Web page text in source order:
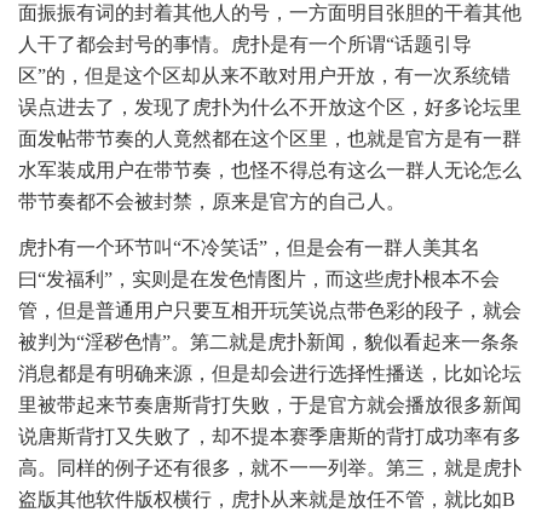
面振振有词的封着其他人的号，一方面明目张胆的干着其他
人干了都会封号的事情。虎扑是有一个所谓“话题引导
区”的，但是这个区却从来不敢对用户开放，有一次系统错
误点进去了，发现了虎扑为什么不开放这个区，好多论坛里
面发帖带节奏的人竟然都在这个区里，也就是官方是有一群
水军装成用户在带节奏，也怪不得总有这么一群人无论怎么
带节奏都不会被封禁，原来是官方的自己人。
虎扑有一个环节叫“不冷笑话”，但是会有一群人美其名
曰“发福利”，实则是在发色情图片，而这些虎扑根本不会
管，但是普通用户只要互相开玩笑说点带色彩的段子，就会
被判为“淫秽色情”。第二就是虎扑新闻，貌似看起来一条条
消息都是有明确来源，但是却会进行选择性播送，比如论坛
里被带起来节奏唐斯背打失败，于是官方就会播放很多新闻
说唐斯背打又失败了，却不提本赛季唐斯的背打成功率有多
高。同样的例子还有很多，就不一一列举。第三，就是虎扑
盗版其他软件版权横行，虎扑从来就是放任不管，就比如B